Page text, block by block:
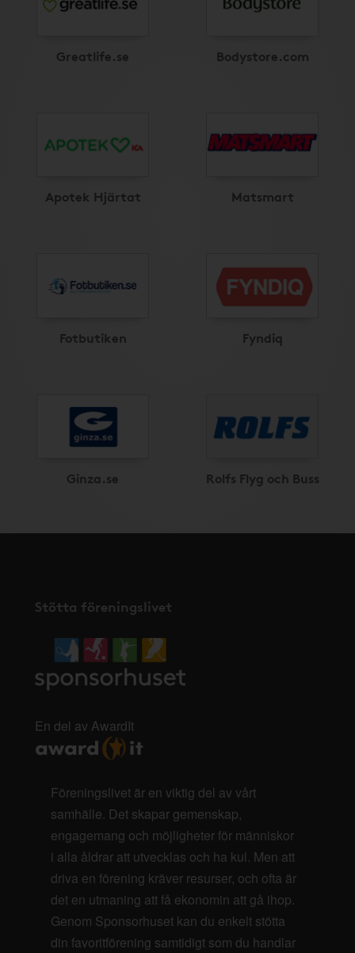
Greatlife.se Bodystore.com
Apotek Hjärtat Matsmart
Fotbutiken Fyndiq
Ginza.se Rolfs Flyg och Buss
Stötta föreningslivet
En del av AwardIt
Föreningslivet är en viktig del av vårt
samhälle. Det skapar gemenskap,
engagemang och möjligheter för människor
i alla åldrar att utvecklas och ha kul. Men att
driva en förening kräver resurser, och ofta är
det en utmaning att få ekonomin att gå ihop.
Genom Sponsorhuset kan du enkelt stötta
din favoritförening samtidigt som du handlar